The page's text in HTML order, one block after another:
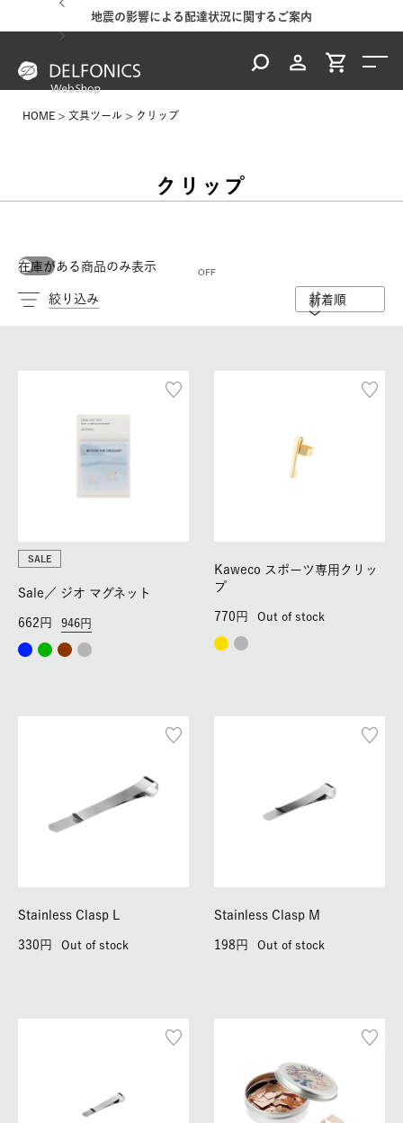
地震の影響による配達状況に関するご案内
HOME 文具ツール クリップ
クリップ
在庫がある商品のみ表示
絞り込み 新着順
SALE
Sale／ ジオ マグネット
946
662
Kaweco スポーツ専用クリッ
プ
770 Out of stock
Stainless Clasp L
330 Out of stock
Stainless Clasp M
198 Out of stock